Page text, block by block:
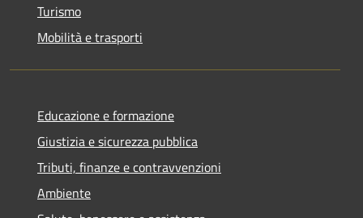
Turismo
Mobilità e trasporti
Educazione e formazione
Giustizia e sicurezza pubblica
Tributi, finanze e contravvenzioni
Ambiente